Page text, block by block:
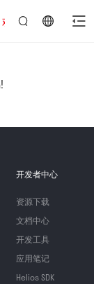
迎访问新址：
开发者中心
资源下载
文档中心
开发工具
应用笔记
Helios SDK